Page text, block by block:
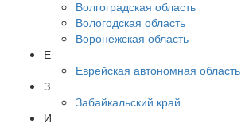
Волгоградская область
Вологодская область
Воронежская область
Е
Еврейская автономная область
З
Забайкальский край
И